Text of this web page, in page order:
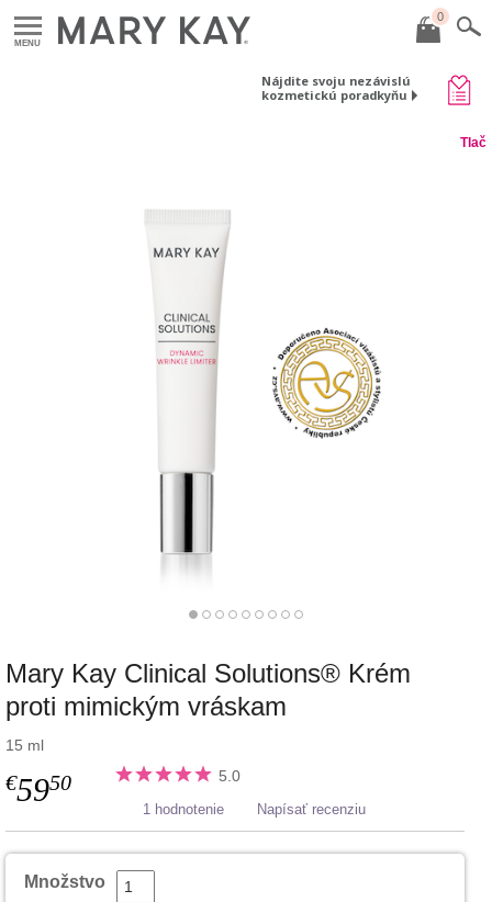
MENU
0
Nájdite svoju nezávislú
kozmetickú poradkyňu
Tlač
Mary Kay Clinical Solutions® Krém
proti mimickým vráskam
15 ml
€5950 5.0
1 hodnotenie Napísať recenziu
Množstvo